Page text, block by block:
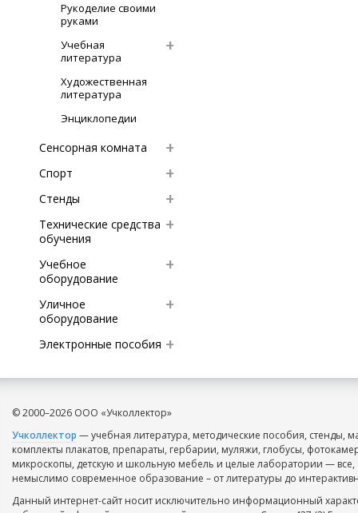
Рукоделие своими
руками
Учебная
литература
Художественная
литература
Энциклопедии
Сенсорная комната
Спорт
Стенды
Технические средства
обучения
Учебное
оборудование
Уличное
оборудование
Электронные пособия
© 2000–2026 ООО «Учколлектор»
Учколлектор — учебная литература, методические пособия, стенды,
комплекты плакатов, препараты, гербарии, муляжи, глобусы,
микроскопы, детскую и школьную мебель и целые лаборатории — все,
немыслимо современное образование – от литературы до
Данный интернет-сайт носит исключительно информационный